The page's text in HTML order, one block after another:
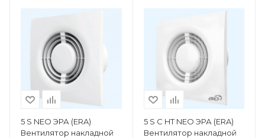
5 S NEO ЭРА (ERA)
Вентилятор накладной
5 S C HT NEO ЭРА (ERA)
Вентилятор накладной